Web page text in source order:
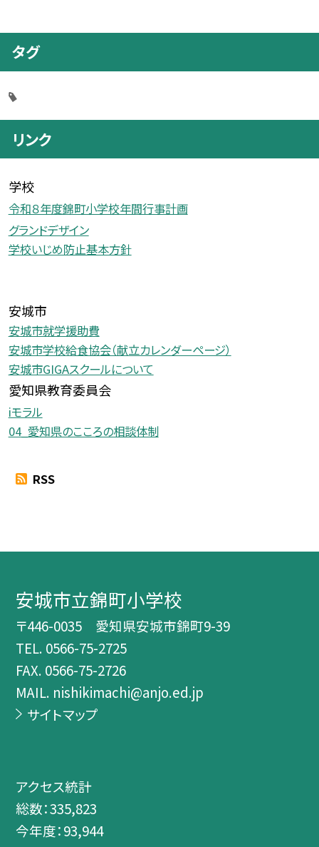
タグ
リンク
学校
令和８年度錦町小学校年間行事計画
グランドデザイン
学校いじめ防止基本方針
安城市
安城市就学援助費
安城市学校給食協会（献立カレンダーページ）
安城市GIGAスクールについて
愛知県教育委員会
iモラル
04_愛知県のこころの相談体制
RSS
安城市立錦町小学校
〒446-0035 愛知県安城市錦町9-39
TEL. 0566-75-2725
FAX. 0566-75-2726
MAIL. nishikimachi@anjo.ed.jp
サイトマップ
アクセス統計
総数：335,823
今年度：93,944